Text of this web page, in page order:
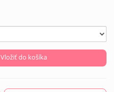
Vložiť do košíka